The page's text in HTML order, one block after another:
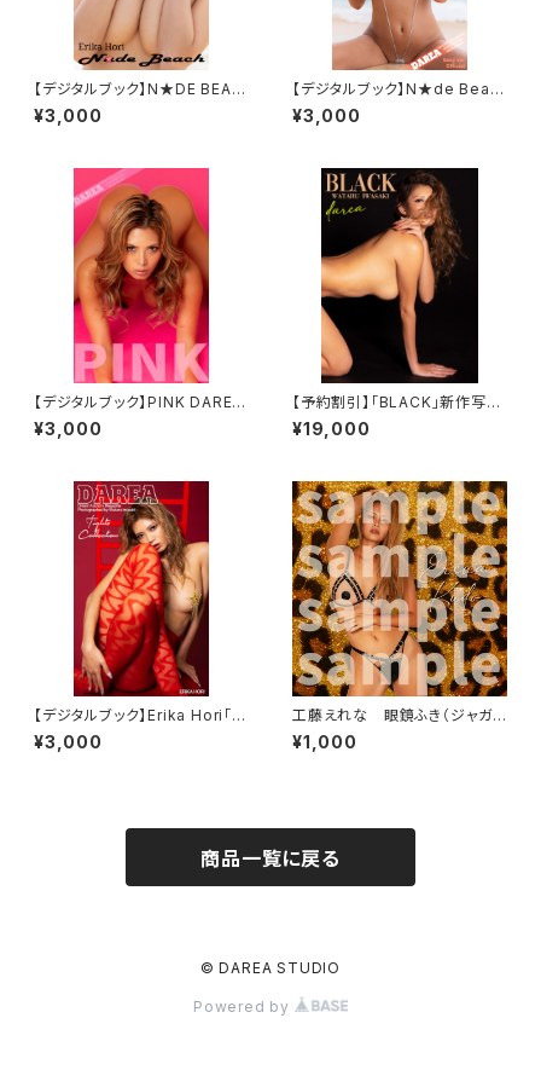
【デジタルブック】N★DE BEAC
H DAREA Dream Factory M
agazine
¥3,000
【デジタルブック】N★de Beac
h 工藤えれな DAREA Dream
Factory Magazine
¥3,000
【デジタルブック】PINK DAREA
Dream Factory Magazine
¥3,000
【予約割引】「BLACK」新作写真
集（増刷）
¥19,000
【デジタルブック】Erika Hori「Ti
ghts Collection」DAREA dre
am factory magazine
¥3,000
工藤えれな 眼鏡ふき（ジャガ
ー）
¥1,000
商品一覧に戻る
© DAREA STUDIO
Powered by